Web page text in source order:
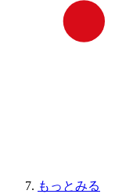
もっとみる